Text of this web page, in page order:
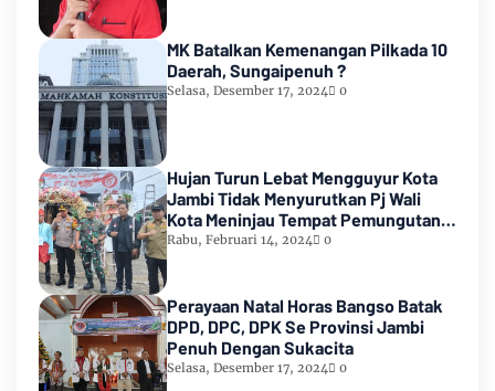
MK Batalkan Kemenangan Pilkada 10
Daerah, Sungaipenuh ?
Selasa, Desember 17, 2024 0
Hujan Turun Lebat Mengguyur Kota
Jambi Tidak Menyurutkan Pj Wali
Kota Meninjau Tempat Pemungutan
Suara Pemilu 2024
Rabu, Februari 14, 2024 0
Perayaan Natal Horas Bangso Batak
DPD, DPC, DPK Se Provinsi Jambi
Penuh Dengan Sukacita
Selasa, Desember 17, 2024 0